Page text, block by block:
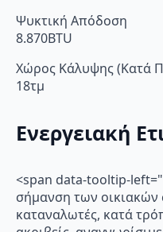
Ψυκτική Απόδοση
8.870BTU
Χώρος Κάλυψης (Κατά
18τμ
Ενεργειακή
<span data-tooltip-
σήμανση των
καταναλωτές, κατά